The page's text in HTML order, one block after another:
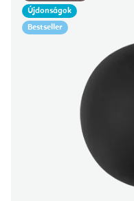
Újdonságok
Bestseller